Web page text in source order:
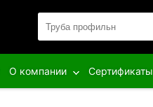
О компании Сертификаты